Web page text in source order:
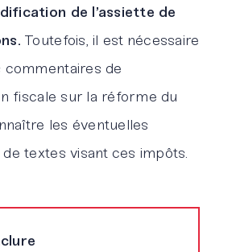
de l’assiette de
Toutefois, il est nécessaire
commentaires de
fiscale sur la réforme du
les éventuelles
textes visant ces impôts.